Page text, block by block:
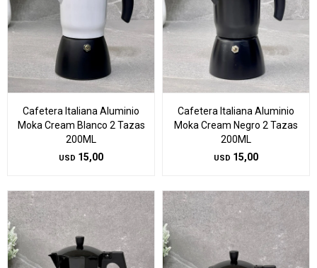
Cafetera Italiana Aluminio
Moka Cream Blanco 2 Tazas
200ML
USD 15,00
Cafetera Italiana Aluminio
Moka Cream Negro 2 Tazas
200ML
USD 15,00